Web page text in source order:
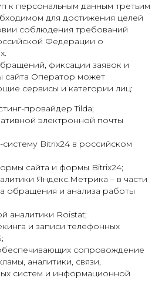
к персональным данным третьим
для достижения целей
соблюдения требований
Федерации о
фиксации заявок и
сайта Оператор может
сервисы и категории лиц:
провайдер Tilda;
электронной почты
Bitrix24 в российском
сайта и формы Bitrix24;
Яндекс.Метрика – в части
обращения и анализа работы
аналитики Roistat;
и записи телефонных
сопровождение
аналитики, связи,
систем и информационной